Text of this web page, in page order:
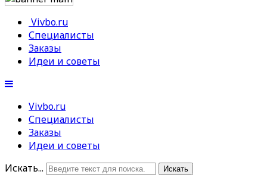
Vivbo.ru
Специалисты
Заказы
Идеи и советы
Vivbo.ru
Специалисты
Заказы
Идеи и советы
Искать...
Искать